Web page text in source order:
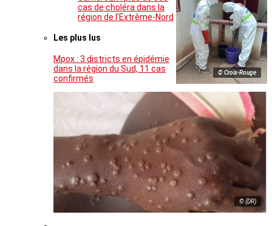
© Croix-Rouge
cas de choléra dans la
région de l’Extrême-Nord
Les plus lus
Mpox : 3 districts en épidémie
dans la région du Sud, 11 cas
confirmés
© (DR)